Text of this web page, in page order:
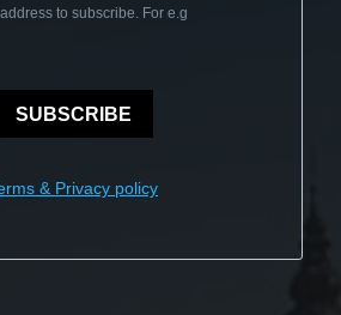
to subscribe. For e.g
SUBSCRIBE
& Privacy policy